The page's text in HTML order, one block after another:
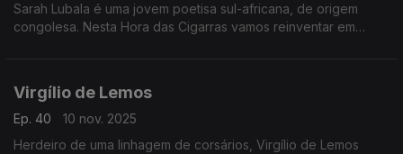
Sarah Lubala é uma jovem poetisa sul-africana, de origem
congolesa. Nesta Hora das Cigarras vamos reinventar em
Virgílio de Lemos
Ep. 40
10 nov. 2025
Herdeiro de uma linhagem de corsários, Virgílio de Lemos